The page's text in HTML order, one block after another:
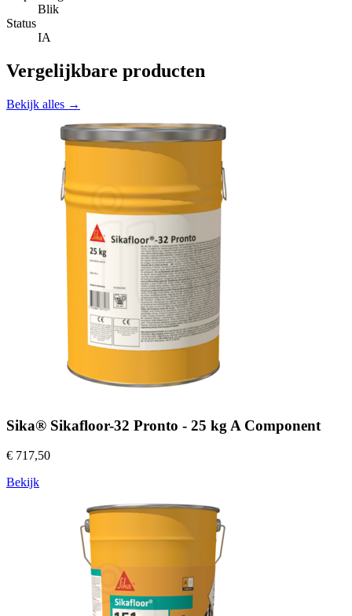
Blik
Status
IA
Vergelijkbare producten
Bekijk alles →
Sika® Sikafloor-32 Pronto - 25 kg A Component
€ 717,50
Bekijk